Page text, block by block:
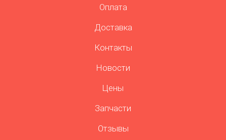
Оплата
Доставка
Контакты
Новости
Цены
Запчасти
Отзывы